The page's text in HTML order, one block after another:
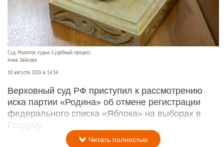
Суд. Молоток судьи. Судебный процесс.
Анна Зайкова
10 августа 2026 в 14:54
Верховный суд РФ приступил к рассмотрению
иска партии «Родина» об отмене регистрации
федерального списка «Яблока» на выборах в
Госдуму.
Читать полностью